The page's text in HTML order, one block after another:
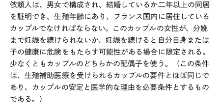
依頼人は、男女で構成され、結婚しているか二年以上の同居
を証明でき、生殖年齢にあり、フランス国内に居住している
カップルでなければならない。このカップルの女性が、分娩
まで妊娠を続けられないか、妊娠を続けると自分自身または
子の健康に危険をもたらす可能性がある場合に限定される。
少なくともカップルのどちらかの配偶子を使う。（この条件
は、生殖補助医療を受けられるカップルの要件とほぼ同じで
あり、カップルの安定と医学的な理由を必要条件とするもの
である。）